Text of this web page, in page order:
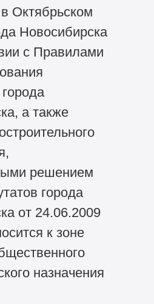
Октябрьском
Новосибирска
с Правилами
а также
решением
города
от 24.06.2009
к зоне
назначения